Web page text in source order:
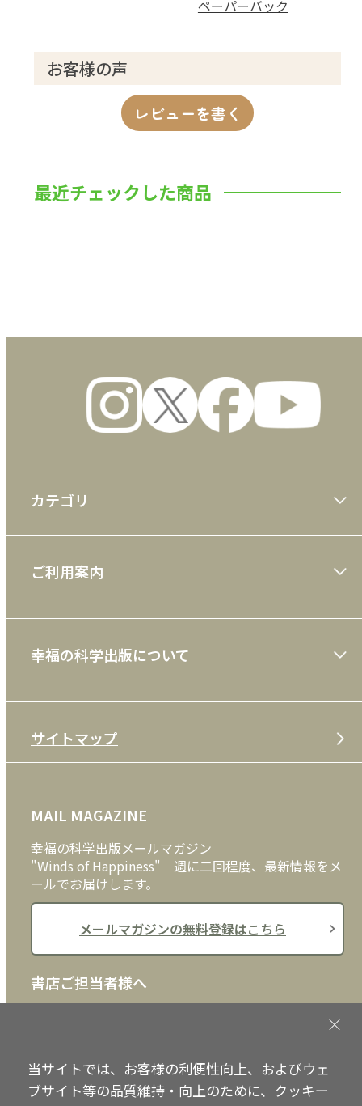
ペーパーバック
お客様の声
レビューを書く
最近チェックした商品
カテゴリ
雑誌
CD
DVD・ブルーレイ
外国語
ご利用案内
利用規約
特定商取引法
プライバシーポリシー
クッキーポリシー
幸福の科学出版について
メディア・ライブラリー
サイトマップ
MAIL MAGAZINE
幸福の科学出版メールマガジン
"Winds of Happiness" 週に二回程度、最新情報をメ
ールでお届けします。
メールマガジンの無料登録はこちら
書店ご担当者様へ
書店様向けに、注文書、店頭用POPなどをご用意して
書店ご担当者様へ
当サイトでは、お客様の利便性向上、およびウェ
ブサイト等の品質維持・向上のために、クッキー